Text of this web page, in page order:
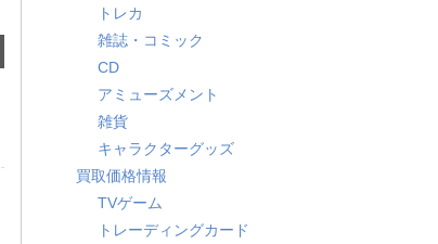
トレカ
雑誌・コミック
CD
アミューズメント
雑貨
キャラクターグッズ
買取価格情報
TVゲーム
トレーディングカード